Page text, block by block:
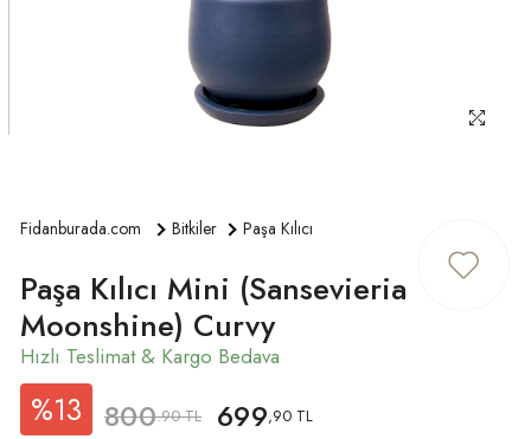
Fidanburada.com Bitkiler Paşa Kılıcı
Paşa Kılıcı Mini (Sansevieria
Moonshine) Curvy
%13 800.90 TL 699,90 TL